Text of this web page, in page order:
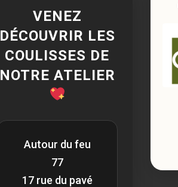
VENEZ
DÉCOUVRIR LES
COULISSES DE
NOTRE ATELIER
Autour du feu
77
17 rue du pavé